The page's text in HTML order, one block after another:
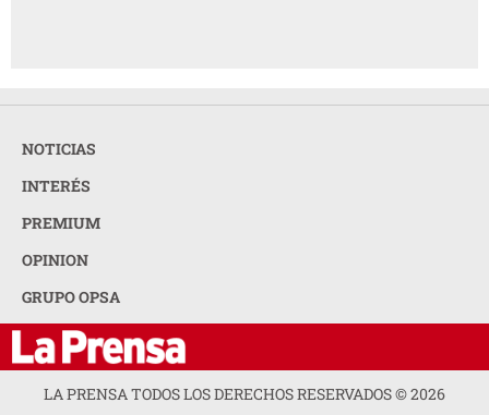
NOTICIAS
INTERÉS
PREMIUM
OPINION
GRUPO OPSA
LA PRENSA TODOS LOS DERECHOS RESERVADOS ©2026